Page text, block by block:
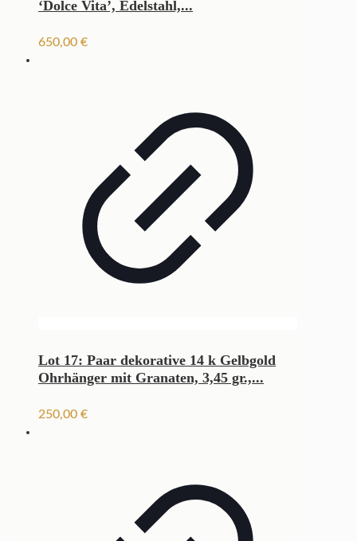
‘Dolce Vita’, Edelstahl,...
650,00 €
Lot 17: Paar dekorative 14 k Gelbgold
Ohrhänger mit Granaten, 3,45 gr.,...
250,00 €